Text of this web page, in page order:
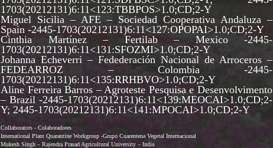
1703(20212131)6:11<123:TBBPOS>1.0;CD;2-Y
Miguel Sicilia – AFE – Sociedad Cooperativa Andaluza –
Spain -2445-1703(20212131)6:11<127:OPOPAI>1.0;CD;2-Y
Cinthia Martínez – Fertilab – Mexico -2445-
1703(20212131)6:11<131:SFOZMI>1.0;CD;2-Y
Johanna Echeverri – Fedederación Nacional de Arroceros –
FEDEARROZ – Colombia -2445-
1703(20212131)6:11<135:RRHBVO>1.0;CD;2-Y
Aline Ferreira Barros – Agroteste Pesquisa e Desenvolvimento
– Brazil -2445-1703(20212131)6:11<139:MEOCAI>1.0;CD;2-
Y; 2445-1703(20212131)6:11<141:MPOCAI>1.0;CD;2-Y
Collaborators - Colaboradores
International Plant Quarantine Workgroup -Grupo Cuarentena Vegetal Internacional
Mukesh Singh – Rajendra Prasad Agricultural University – India